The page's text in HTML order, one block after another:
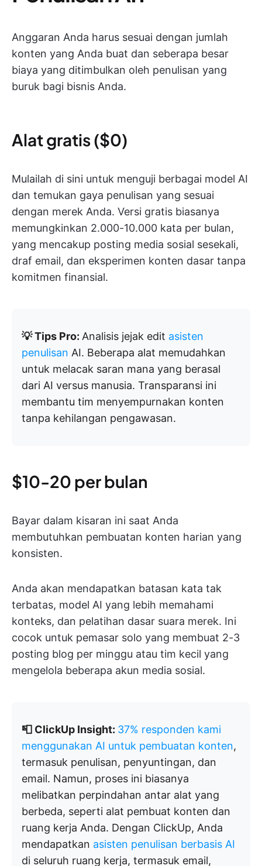
Anggaran Anda harus sesuai dengan jumlah
konten yang Anda buat dan seberapa besar
biaya yang ditimbulkan oleh penulisan yang
buruk bagi bisnis Anda.
Alat gratis ($0)
Mulailah di sini untuk menguji berbagai model AI
dan temukan gaya penulisan yang sesuai
dengan merek Anda. Versi gratis biasanya
memungkinkan 2.000-10.000 kata per bulan,
yang mencakup posting media sosial sesekali,
draf email, dan eksperimen konten dasar tanpa
komitmen finansial.
💡 Tips Pro: Analisis jejak edit asisten
penulisan AI. Beberapa alat memudahkan
untuk melacak saran mana yang berasal
dari AI versus manusia. Transparansi ini
membantu tim menyempurnakan konten
tanpa kehilangan pengawasan.
$10-20 per bulan
Bayar dalam kisaran ini saat Anda
membutuhkan pembuatan konten harian yang
konsisten.
Anda akan mendapatkan batasan kata tak
terbatas, model AI yang lebih memahami
konteks, dan pelatihan dasar suara merek. Ini
cocok untuk pemasar solo yang membuat 2-3
posting blog per minggu atau tim kecil yang
mengelola beberapa akun media sosial.
📮 ClickUp Insight: 37% responden kami
menggunakan AI untuk pembuatan konten,
termasuk penulisan, penyuntingan, dan
email. Namun, proses ini biasanya
melibatkan perpindahan antar alat yang
berbeda, seperti alat pembuat konten dan
ruang kerja Anda. Dengan ClickUp, Anda
mendapatkan asisten penulisan berbasis AI
di seluruh ruang kerja, termasuk email,